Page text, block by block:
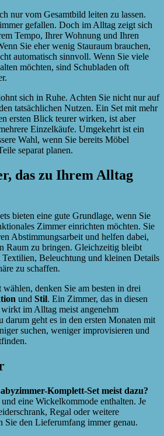
nur vom Gesamtbild leiten zu lassen.
gefallen. Doch im Alltag zeigt sich
Tempo, Ihrer Wohnung und Ihren
Sie eher wenig Stauraum brauchen,
automatisch sinnvoll. Wenn Sie viele
möchten, sind Schubladen oft
sich in Ruhe. Achten Sie nicht nur auf
tatsächlichen Nutzen. Ein Set mit mehr
ersten Blick teurer wirken, ist aber
Einzelkäufe. Umgekehrt ist ein
Wahl, wenn Sie bereits Möbel
separat planen.
das zu Ihrem Alltag
bieten eine gute Grundlage, wenn Sie
Zimmer einrichten möchten. Sie
Abstimmungsarbeit und helfen dabei,
Raum zu bringen. Gleichzeitig bleibt
Beleuchtung und kleinen Details
zu schaffen.
denken Sie am besten in drei
und Stil. Ein Zimmer, das in diesen
im Alltag meist angenehm
geht es in den ersten Monaten mit
suchen, weniger improvisieren und
Komplett-Set meist dazu?
eine Wickelkommode enthalten. Je
Regal oder weitere
Sie den Lieferumfang immer genau.